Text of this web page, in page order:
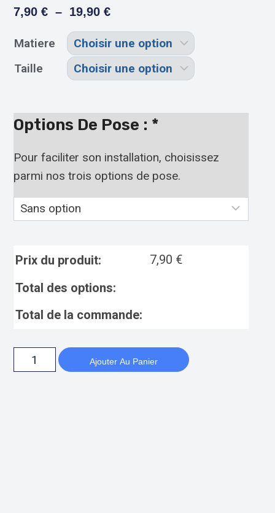
7,90€ – 19,90€
Matiere
Taille
Options De Pose : *
Pour faciliter son installation, choisissez
parmi nos trois options de pose.
Prix du produit: 7,90 €
Total des options:
Total de la commande:
Ajouter Au Panier